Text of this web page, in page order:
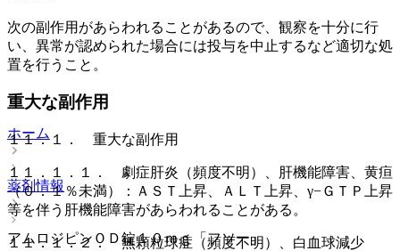
次の副作用があらわれることがあるので、観察を十分に行
い、異常が認められた場合には投与を中止するなど適切な処
置を行うこと。
重大な副作用
１１．１． 重大な副作用
１１．１．１． 劇症肝炎（頻度不明）、肝機能障害、黄疸
（０．１％未満）：ＡＳＴ上昇、ＡＬＴ上昇、γ−ＧＴＰ上昇
等を伴う肝機能障害があらわれることがある。
１１．１．２． 無顆粒球症（頻度不明）、白血球減少
ホーム
薬剤情報
アムロジピンＯＤ錠１０ｍｇ「フソー」